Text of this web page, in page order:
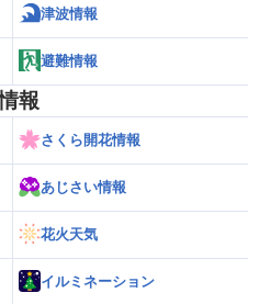
津波情報
避難情報
報
さくら開花情報
あじさい情報
花火天気
イルミネーション